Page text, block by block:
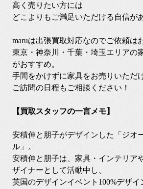
高く売りたい方には
どこよりもご満足いただける自信が
maruは出張買取対応なのでご依頼は
東京・神奈川・千葉・埼玉エリアの
がおすすめ。
手間をかけずに家具をお売りいただ
ご訪問の日程もご相談ください！
【買取スタッフの一言メモ】
安積伸と朋子がデザインした「ジオ
ル」。
安積伸と朋子は、家具・インテリア
ザイナーとして活動中し、
英国のデザインイベント100%デザ